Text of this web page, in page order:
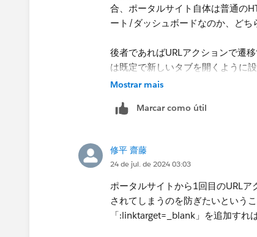
いますが、Tableau Serverのポー
いう懸念は残ります。
合、ポータルサイト自体は普通の
ート/ダッシュボードなのか、どち
後者であればURLアクションで遷
は既定で新しいタブを開くように
Mostrar mais
Marcar como útil
修平 齋藤
24 de jul. de 2024 03:03
ポータルサイトから1回目のURLア
されてしまうのを防ぎたいという
「:linktarget=_blank」を追加すれ